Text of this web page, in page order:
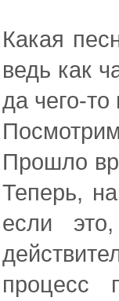
Какая
ведь как
да чего-то
Прошло
Теперь,
если
процесс